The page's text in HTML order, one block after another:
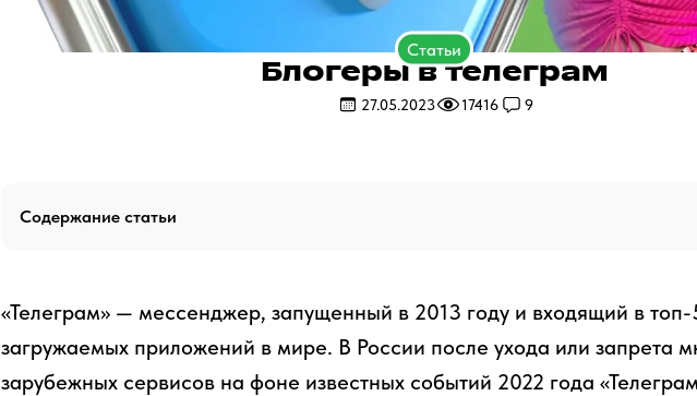
Статьи
Блогеры в телеграм
27.05.2023 17416 9
Содержание статьи
«Телеграм» — мессенджер, запущенный в 2013 году и входящий в
загружаемых приложений в мире. В России после ухода или запрета
зарубежных сервисов на фоне известных событий 2022 года